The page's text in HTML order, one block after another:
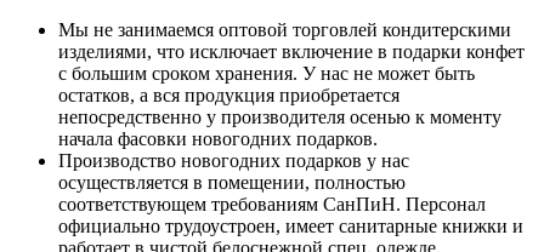
Мы не занимаемся оптовой торговлей кондитерскими
изделиями, что исключает включение в подарки конфет
с большим сроком хранения. У нас не может быть
остатков, а вся продукция приобретается
непосредственно у производителя осенью к моменту
начала фасовки новогодних подарков.
Производство новогодних подарков у нас
осуществляется в помещении, полностью
соответствующем требованиям СанПиН. Персонал
официально трудоустроен, имеет санитарные книжки и
работает в чистой белоснежной спец. одежде.